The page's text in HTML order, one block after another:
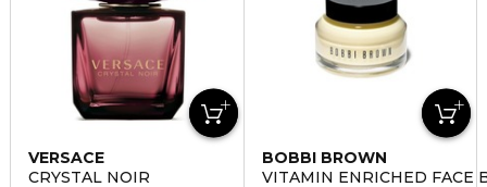
VERSACE
CRYSTAL NOIR
BOBBI BROWN
VITAMIN ENRICHED FACE